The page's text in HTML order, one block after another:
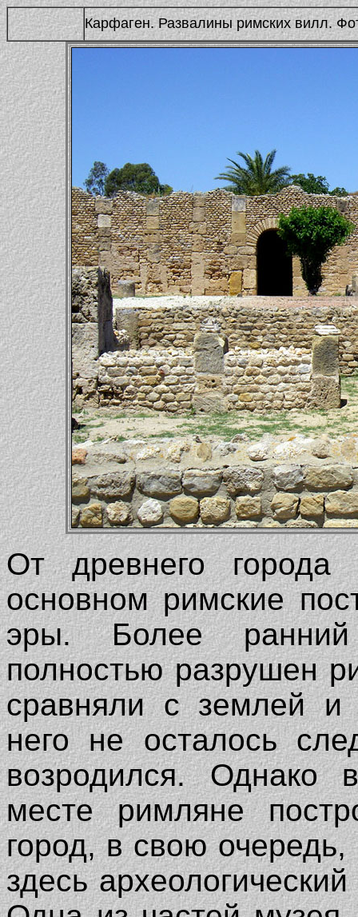
Карфаген. Развалины римских вилл.
От древнего города
основном римские
эры. Более
полностью разрушен
сравняли с землей и
него не осталось
возродился.
месте римляне
город, в свою
здесь